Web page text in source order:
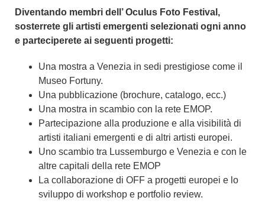
Diventando membri dell’ Oculus Foto Festival,
sosterrete gli artisti emergenti selezionati ogni anno
e parteciperete ai seguenti progetti:
Una mostra a Venezia in sedi prestigiose come il
Museo Fortuny.
Una pubblicazione (brochure, catalogo, ecc.)
Una mostra in scambio con la rete EMOP.
Partecipazione alla produzione e alla visibilità di
artisti italiani emergenti e di altri artisti europei.
Uno scambio tra Lussemburgo e Venezia e con le
altre capitali della rete EMOP
La collaborazione di OFF a progetti europei e lo
sviluppo di workshop e portfolio review.